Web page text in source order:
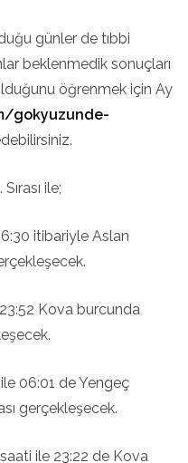
günler de tıbbi
beklenmedik sonuçları
öğrenmek için Ay
gokyuzunde-
ile;
itibariyle Aslan
Kova burcunda
06:01 de Yengeç
gerçekleşecek.
ile 23:22 de Kova